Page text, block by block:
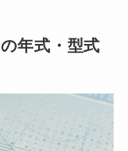
年式・型式